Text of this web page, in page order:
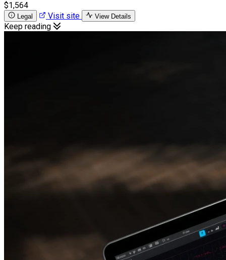
$1,564
Legal Visit site View Details
Keep reading